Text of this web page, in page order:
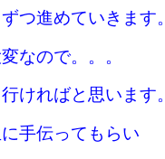
つ進めていきます。
なので。。。
ければと思います。
手伝ってもらい